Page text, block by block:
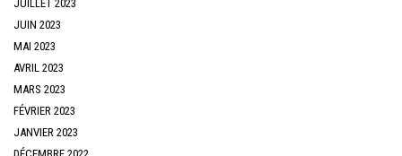
JUILLET 2023
JUIN 2023
MAI 2023
AVRIL 2023
MARS 2023
FÉVRIER 2023
JANVIER 2023